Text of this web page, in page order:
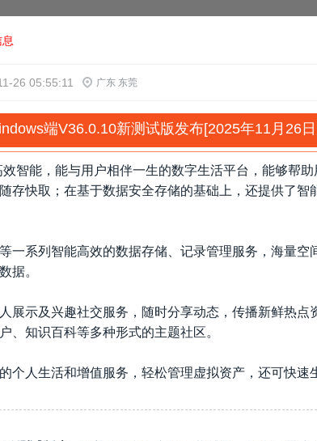
26 05:55:11 广东 东莞
端V36.0.10新测试版发布[2025年11月26
效智能，能与用户相伴一生的数字生活平台，能够帮
存快取；在基于数据安全存储的基础上，还提供了智
一系列智能高效的数据存储、记录管理服务，海量空
据。
展示及兴趣社交服务，随时分享动态，传播新鲜热点
、知识百科等多种形式的主题社区。
个人生活和增值服务，轻松管理虚拟资产，还可快速